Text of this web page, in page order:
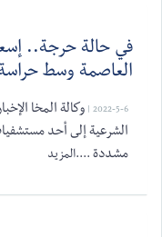
في حالة حرجة..
العاصمة وسط
2022-5-6 |
وكالة المخا
الشرعية إلى أحد
مشددة ....المزيد